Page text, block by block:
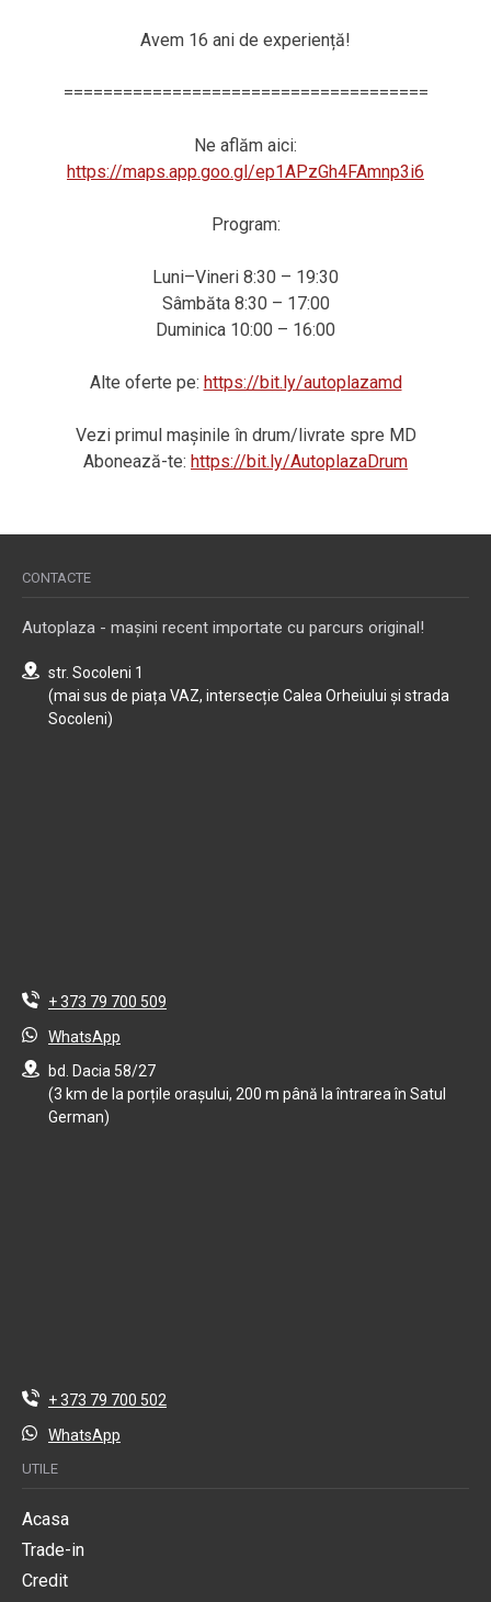
Avem 16 ani de experiență!
=====================================
Ne aflăm aici:
https://maps.app.goo.gl/ep1APzGh4FAmnp3i6
Program:
Luni–Vineri 8:30 – 19:30
Sâmbăta 8:30 – 17:00
Duminica 10:00 – 16:00
Alte oferte pe: https://bit.ly/autoplazamd
Vezi primul mașinile în drum/livrate spre MD
Abonează-te: https://bit.ly/AutoplazaDrum
CONTACTE
Autoplaza - mașini recent importate cu parcurs original!
str. Socoleni 1
(mai sus de piața VAZ, intersecție Calea Orheiului și strada
Socoleni)
+ 373 79 700 509
WhatsApp
bd. Dacia 58/27
(3 km de la porțile orașului, 200 m până la întrarea în Satul
German)
+ 373 79 700 502
WhatsApp
UTILE
Acasa
Trade-in
Credit